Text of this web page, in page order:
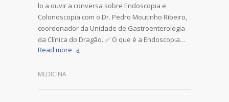
lo a ouvir a conversa sobre Endoscopia e
Colonoscopia com o Dr. Pedro Moutinho Ribeiro,
coordenador da Unidade de Gastroenterologia
da Clínica do Dragão. ✅ O que é a Endoscopia…
Read more
MEDICINA